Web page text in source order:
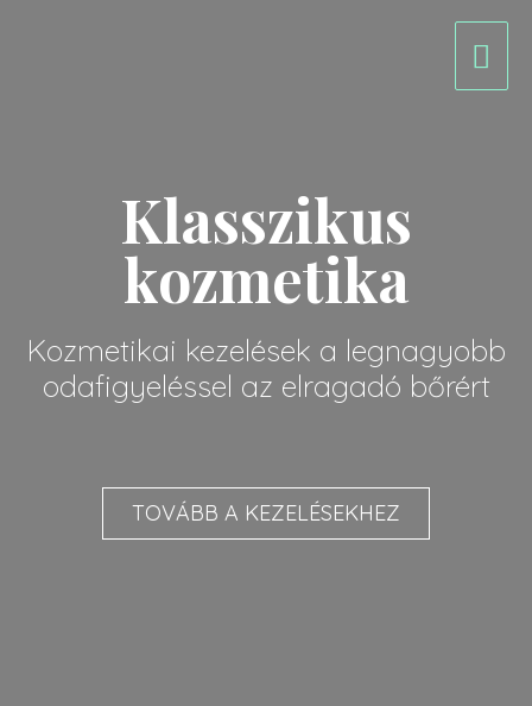
Klasszikus
kozmetika
Kozmetikai kezelések a legnagyobb
odafigyeléssel az elragadó bőrért
TOVÁBB A KEZELÉSEKHEZ